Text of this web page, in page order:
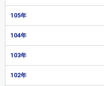
105年
104年
103年
102年